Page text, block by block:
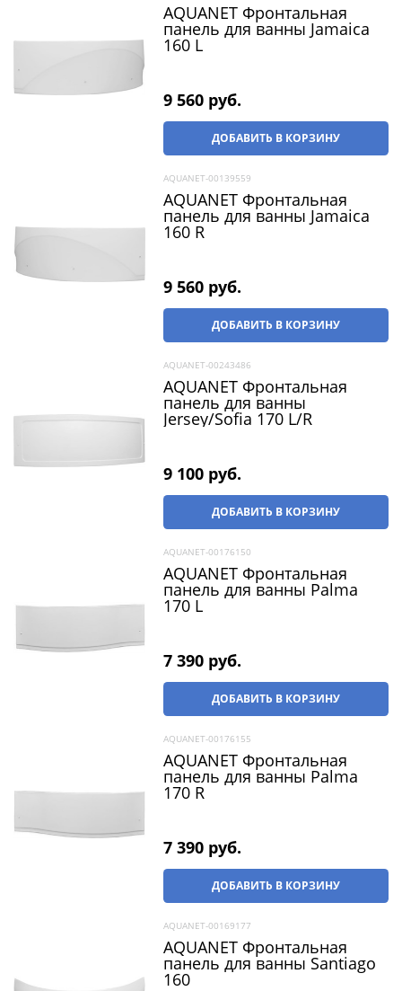
AQUANET Фронтальная
панель для ванны Jamaica
160 L
9 560 руб.
ДОБАВИТЬ В КОРЗИНУ
AQUANET-00139559
AQUANET Фронтальная
панель для ванны Jamaica
160 R
9 560 руб.
ДОБАВИТЬ В КОРЗИНУ
AQUANET-00243486
AQUANET Фронтальная
панель для ванны
Jersey/Sofia 170 L/R
9 100 руб.
ДОБАВИТЬ В КОРЗИНУ
AQUANET-00176150
AQUANET Фронтальная
панель для ванны Palma
170 L
7 390 руб.
ДОБАВИТЬ В КОРЗИНУ
AQUANET-00176155
AQUANET Фронтальная
панель для ванны Palma
170 R
7 390 руб.
ДОБАВИТЬ В КОРЗИНУ
AQUANET-00169177
AQUANET Фронтальная
панель для ванны Santiago
160